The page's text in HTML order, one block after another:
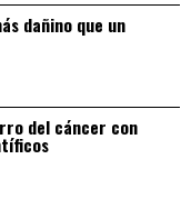
dañino que un
del cáncer con